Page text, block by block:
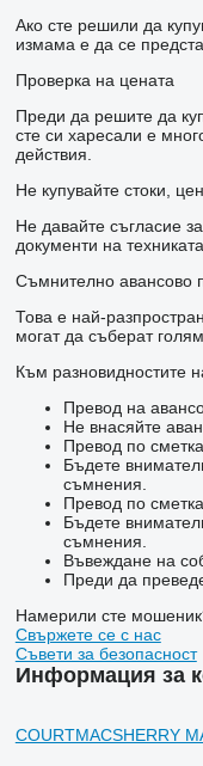
Ако сте решили да
измама е да се
Проверка на цената
Преди да решите да
сте си харесали е
действия.
Не купувайте стоки,
Не давайте съгласие
документи на
Съмнително авансово
Това е най-
могат да съберат
Към разновидностите
Превод на
Не внасяйте
Превод по
Бъдете
съмнения.
Превод по
Бъдете
съмнения.
Въвеждане на
Преди да
Намерили сте
Свържете се с нас
Съвети за безопасност
Информация за
COURTMACSHERRY